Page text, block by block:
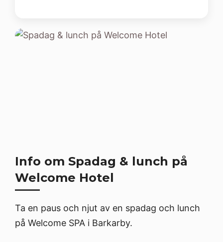
Info om Spadag & lunch på
Welcome Hotel
Ta en paus och njut av en spadag och lunch
på Welcome SPA i Barkarby.